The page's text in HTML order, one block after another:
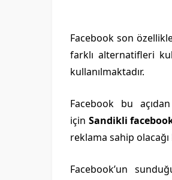
Facebook son
farklı alternatifleri
kullanılmaktadır.
Facebook bu
için Sandikli
reklama sahip
Facebook’un